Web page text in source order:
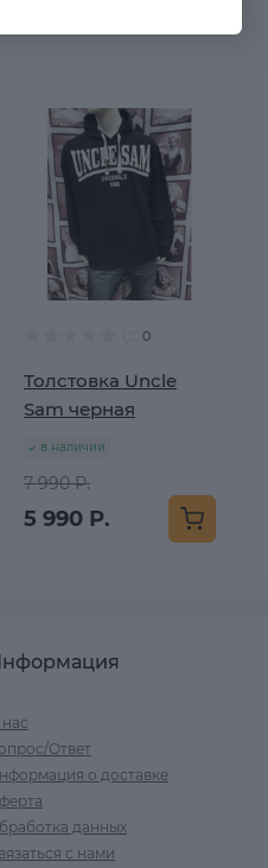
0
Толстовка Uncle
Sam черная
в наличии
7 990 Р.
5 990 Р.
Ответ
о доставке
данных
с нами